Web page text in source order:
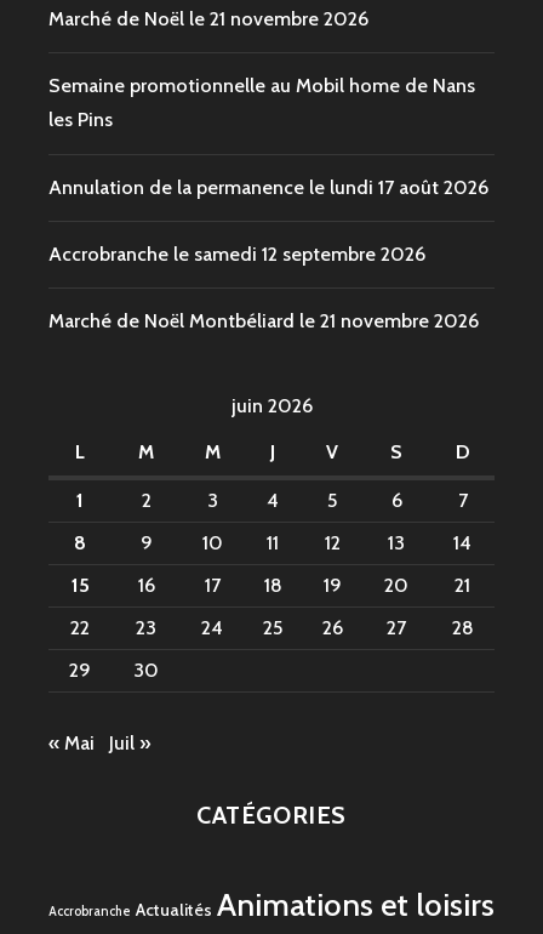
Marché de Noël le 21 novembre 2026
Semaine promotionnelle au Mobil home de Nans
les Pins
Annulation de la permanence le lundi 17 août 2026
Accrobranche le samedi 12 septembre 2026
Marché de Noël Montbéliard le 21 novembre 2026
juin 2026
L
M M J V S D
1 2 3 4 5 6
7
8
9 10 11 12 13
14
15
16 17 18 19 20
21
22
23 24 25 26 27
28
29
30
« Mai Juil »
CATÉGORIES
Accrobranche Actualités Animations et loisirs